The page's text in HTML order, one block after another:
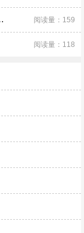
不是公司可以自己选择的吗 阅读量：159
阅读量：118